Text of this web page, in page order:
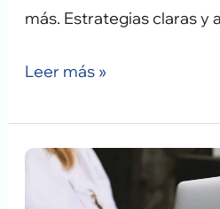
más. Estrategias claras y
Leer más »
IA
generativa